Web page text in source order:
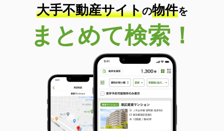
大手不動産サイトの物件を
まとめて検索！